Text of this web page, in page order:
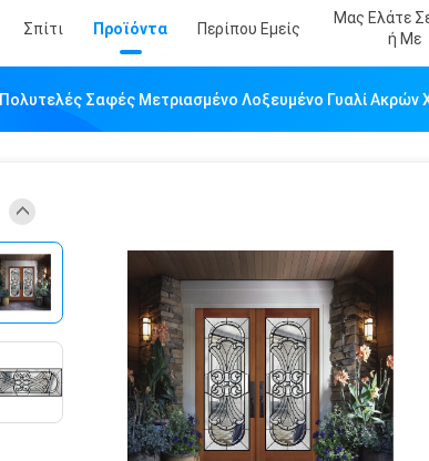
Σπίτι Προϊόντα Περίπου Εμείς
Μας Ελάτε
Ή Με
Πολυτελές Σαφές Μετριασμένο Λοξευμένο Γυαλί